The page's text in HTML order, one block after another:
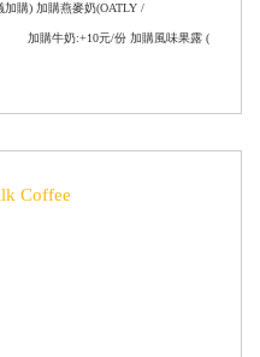
購) 加購燕麥奶(OATLY /
購牛奶:+10元/份 加購風味果露 (
Coffee